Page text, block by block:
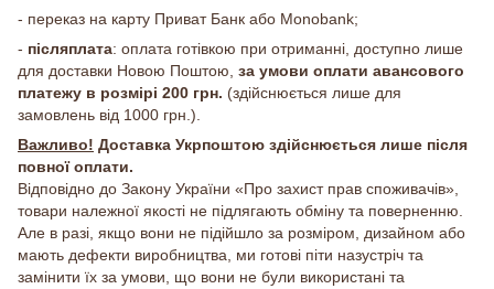
- переказ на карту Приват Банк або Monobank;
- післяплата: оплата готівкою при отриманні, доступно лише
для доставки Новою Поштою, за умови оплати авансового
платежу в розмірі 200 грн. (здійснюється лише для
замовлень від 1000 грн.).
Важливо! Доставка Укрпоштою здійснюється лише після
повної оплати.
Відповідно до Закону України «Про захист прав споживачів»,
товари належної якості не підлягають обміну та поверненню.
Але в разі, якщо вони не підійшло за розміром, дизайном або
мають дефекти виробництва, ми готові піти назустріч та
замінити їх за умови, що вони не були використані та